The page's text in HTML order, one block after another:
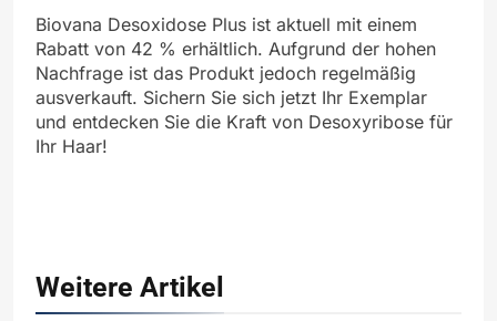
Biovana Desoxidose Plus ist aktuell mit einem
Rabatt von 42 % erhältlich. Aufgrund der hohen
Nachfrage ist das Produkt jedoch regelmäßig
ausverkauft. Sichern Sie sich jetzt Ihr Exemplar
und entdecken Sie die Kraft von Desoxyribose für
Ihr Haar!
Weitere Artikel